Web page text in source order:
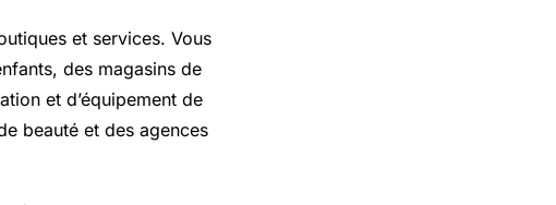
et services. Vous
des magasins de
et d’équipement de
beauté et des agences